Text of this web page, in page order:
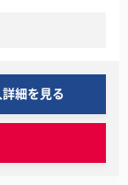
細を見る